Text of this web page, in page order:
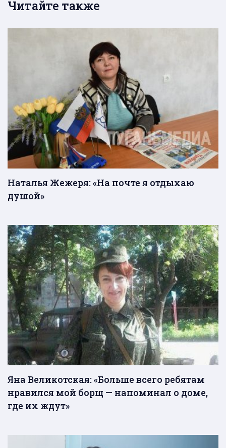
Читайте также
Наталья Жежеря: «На почте я отдыхаю
душой»
Яна Великотская: «Больше всего ребятам
нравился мой борщ — напоминал о доме,
где их ждут»